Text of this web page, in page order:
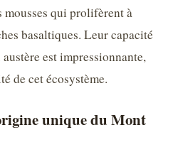
mousses qui prolifèrent à
basaltiques. Leur capacité
est impressionnante,
de cet écosystème.
unique du Mont